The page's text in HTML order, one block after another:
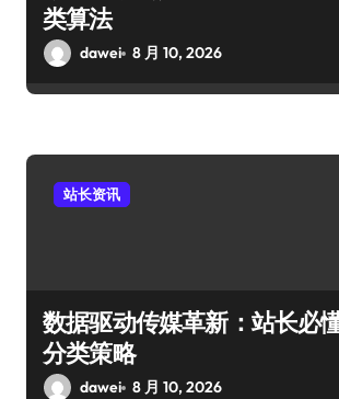
类算法
dawei 8 月 10, 2026
站长资讯
数据驱动传媒革新：站长必
分类策略
dawei 8 月 10, 2026